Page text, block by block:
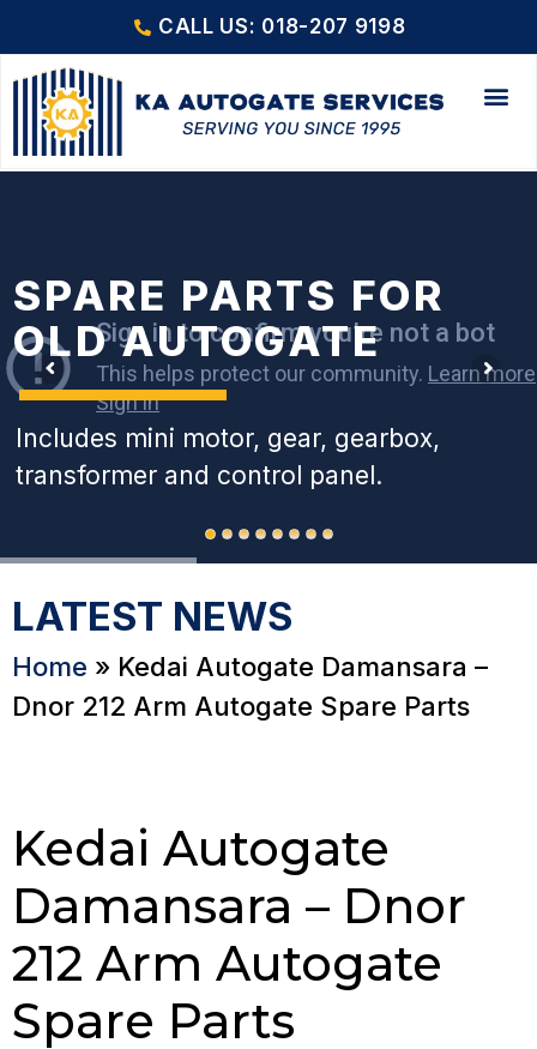
CALL US: 018-207 9198
SPARE PARTS FOR
OLD AUTOGATE
Includes mini motor, gear, gearbox,
transformer and control panel.
LATEST NEWS
Home » Kedai Autogate Damansara –
Dnor 212 Arm Autogate Spare Parts
Kedai Autogate
Damansara – Dnor
212 Arm Autogate
Spare Parts